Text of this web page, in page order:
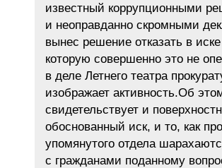
известный коррупционными
и неоправданно скромными
вынес решение отказать в
которую совершенно это не
в деле Летнего театра
изображает активность.Об
свидетельствует и
обоснованный иск, и то, как
упомянутого отдела
с гражданами поданному